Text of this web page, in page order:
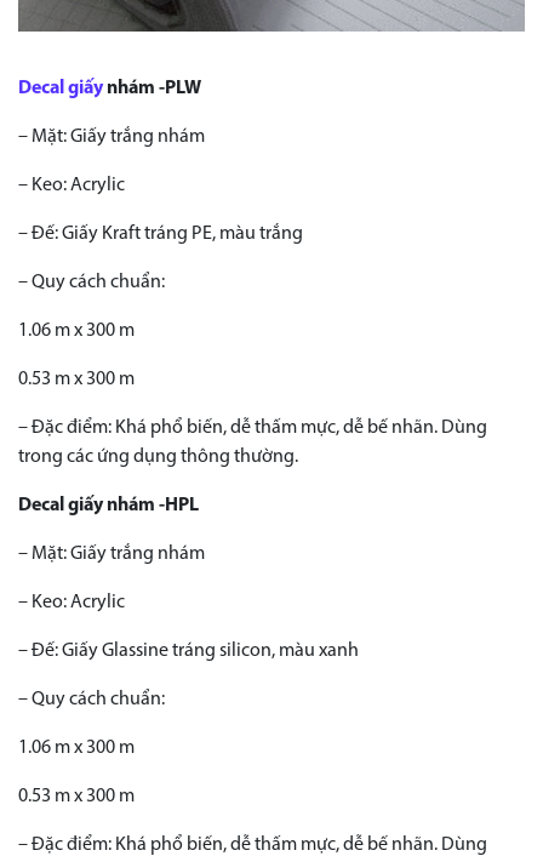
Decal giấynhám -PLW
– Mặt: Giấy trắng nhám
– Keo: Acrylic
– Đế: Giấy Kraft tráng PE, màu trắng
– Quy cách chuẩn:
1.06 m x 300 m
0.53 m x 300 m
– Đặc điểm: Khá phổ biến, dễ thấm mực, dễ bế nhãn. Dùng
trong các ứng dụng thông thường.
Decal giấy nhám -HPL
– Mặt: Giấy trắng nhám
– Keo: Acrylic
– Đế: Giấy Glassine tráng silicon, màu xanh
– Quy cách chuẩn:
1.06 m x 300 m
0.53 m x 300 m
– Đặc điểm: Khá phổ biến, dễ thấm mực, dễ bế nhãn. Dùng